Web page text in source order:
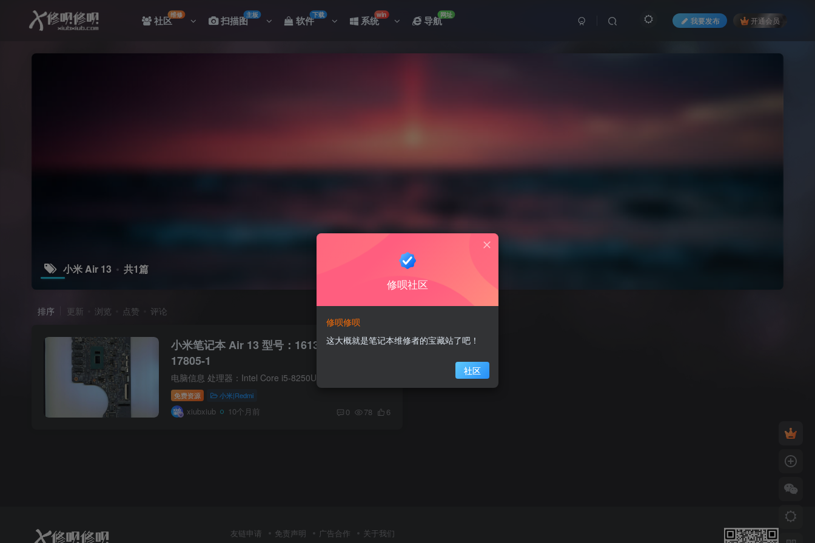
社区维修 扫描图主板 软件下载 系统win 导航网址
我要发布 开通会员
小米 Air 13 共1篇
排序 更新 浏览 点赞 评论
小米笔记本 Air 13 型号：161301-FC 版号：
17805-1
免费资源 小米|Redmi
xiubxiub 10个月前 0 78 6
友链申请 免责声明 广告合作 关于我们
修呗社区
修呗修呗
这大概就是笔记本维修者的宝藏站了吧！
社区